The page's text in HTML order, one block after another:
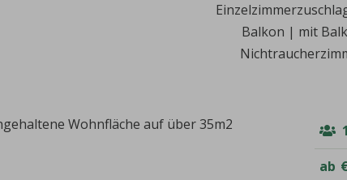
Balkon | mit
Wohnfläche auf über 35m2
ab